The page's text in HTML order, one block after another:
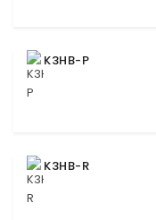
K3HB-P
K3HB-R